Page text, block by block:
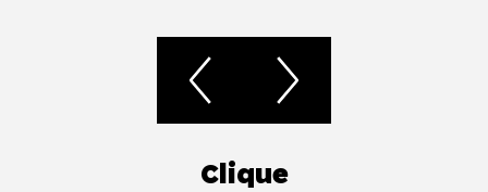
Clique